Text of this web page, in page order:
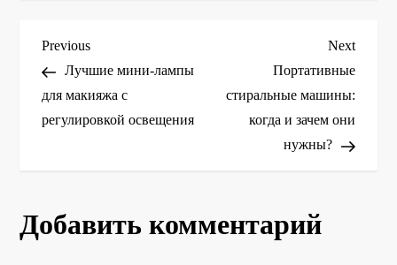
Н
а
в
г
Previous
Post
Previous
Лучшие мини-лампы
для макияжа с
регулировкой освещения
Next
Post
Next
Портативные
стиральные машины:
когда и зачем они
нужны?
Добавить комментарий